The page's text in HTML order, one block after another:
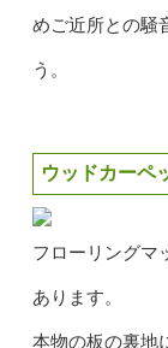
めご近所との騒
う。
ウッドカーペ
フローリングマ
あります。
本物の板の裏地